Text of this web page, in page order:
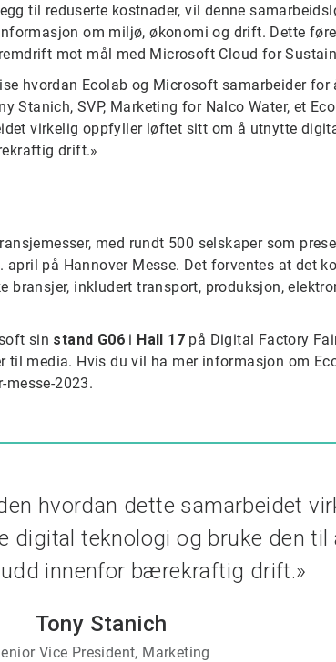
til reduserte kostnader, vil denne
om miljø, økonomi og drift. Dette
mot mål med Microsoft Cloud for
hvordan Ecolab og Microsoft samarbeider
Stanich, SVP, Marketing for Nalco Water, et
virkelig oppfyller løftet sitt om å utnytte
drift.»
med rundt 500 selskaper som
på Hannover Messe. Det forventes at det
bransjer, inkludert transport, produksjon,
sin stand G06 i Hall 17 på Digital Factory
til media. Hvis du vil ha mer informasjon om
messe-2023.
hvordan dette samarbeidet
digital teknologi og bruke den til
innenfor bærekraftig drift.»
Tony Stanich
Vice President, Marketing